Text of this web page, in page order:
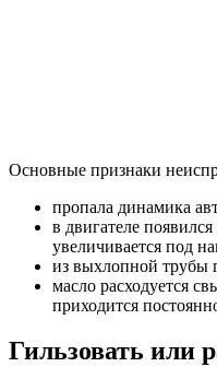
Основные признаки
пропала динамика
в двигателе
увеличивается под
из выхлопной трубы
масло расходуется
приходится
Гильзовать или